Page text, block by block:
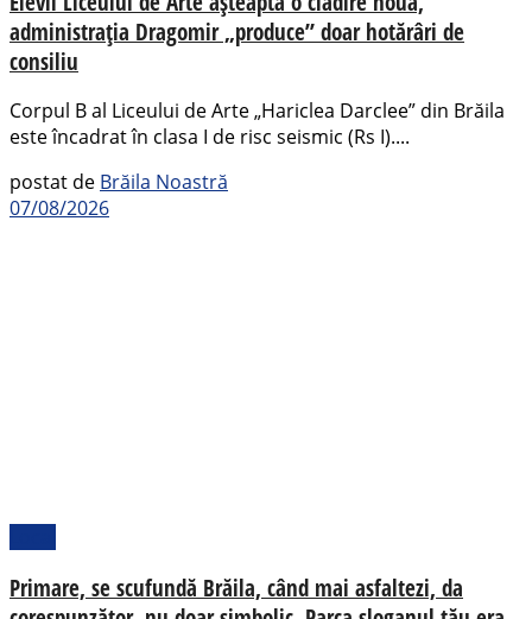
administrația Dragomir „produce” doar hotărâri de
consiliu
Corpul B al Liceului de Arte „Hariclea Darclee” din Brăila
este încadrat în clasa I de risc seismic (Rs I)....
postat de Brăila Noastră
07/08/2026
Primare, se scufundă Brăila, când mai asfaltezi, da